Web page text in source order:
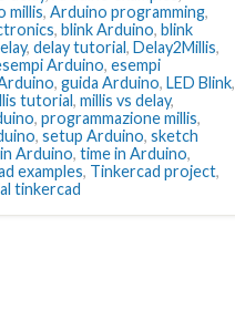
millis, Arduino programming,
, blink Arduino, blink
, delay tutorial, Delay2Millis,
Arduino, esempi
, guida Arduino, LED Blink,
tutorial, millis vs delay,
, programmazione millis,
, setup Arduino, sketch
Arduino, time in Arduino,
examples, Tinkercad project,
tinkercad